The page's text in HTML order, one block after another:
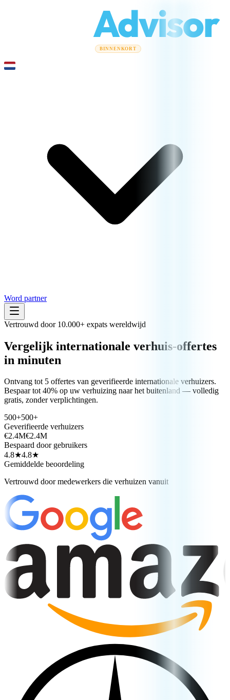
Advisor
BINNENKORT
Word partner
Vertrouwd door 10.000+ expats wereldwijd
Vergelijk internationale verhuis-offertes
in minuten
Ontvang tot 5 offertes van geverifieerde internationale verhuizers.
Bespaar tot 40% op uw verhuizing naar het buitenland — volledig
gratis, zonder verplichtingen.
500+500+
Geverifieerde verhuizers
€2.4M€2.4M
Bespaard door gebruikers
4.8★4.8★
Gemiddelde beoordeling
Vertrouwd door medewerkers die verhuizen vanuit